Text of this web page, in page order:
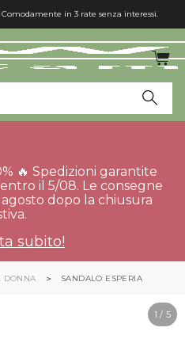
in 3 rate senza interessi.
🔥 Spedizioni garantite
il 5/08. Le consegne
dopo la chiusura
subito!
DONNA SANDALO ESPERIA
1 / 5